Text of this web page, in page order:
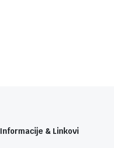
Informacije & Linkovi